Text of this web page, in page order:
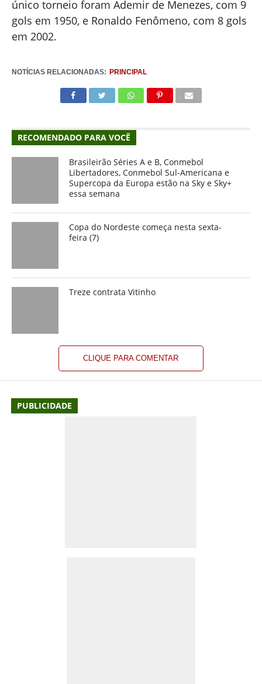
único torneio foram Ademir de Menezes, com 9
gols em 1950, e Ronaldo Fenômeno, com 8 gols
em 2002.
NOTÍCIAS RELACIONADAS: PRINCIPAL
RECOMENDADO PARA VOCÊ
Brasileirão Séries A e B, Conmebol
Libertadores, Conmebol Sul-Americana e
Supercopa da Europa estão na Sky e Sky+
essa semana
Copa do Nordeste começa nesta sexta-
feira (7)
Treze contrata Vitinho
CLIQUE PARA COMENTAR
PUBLICIDADE